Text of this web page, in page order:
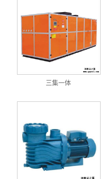
三集一体